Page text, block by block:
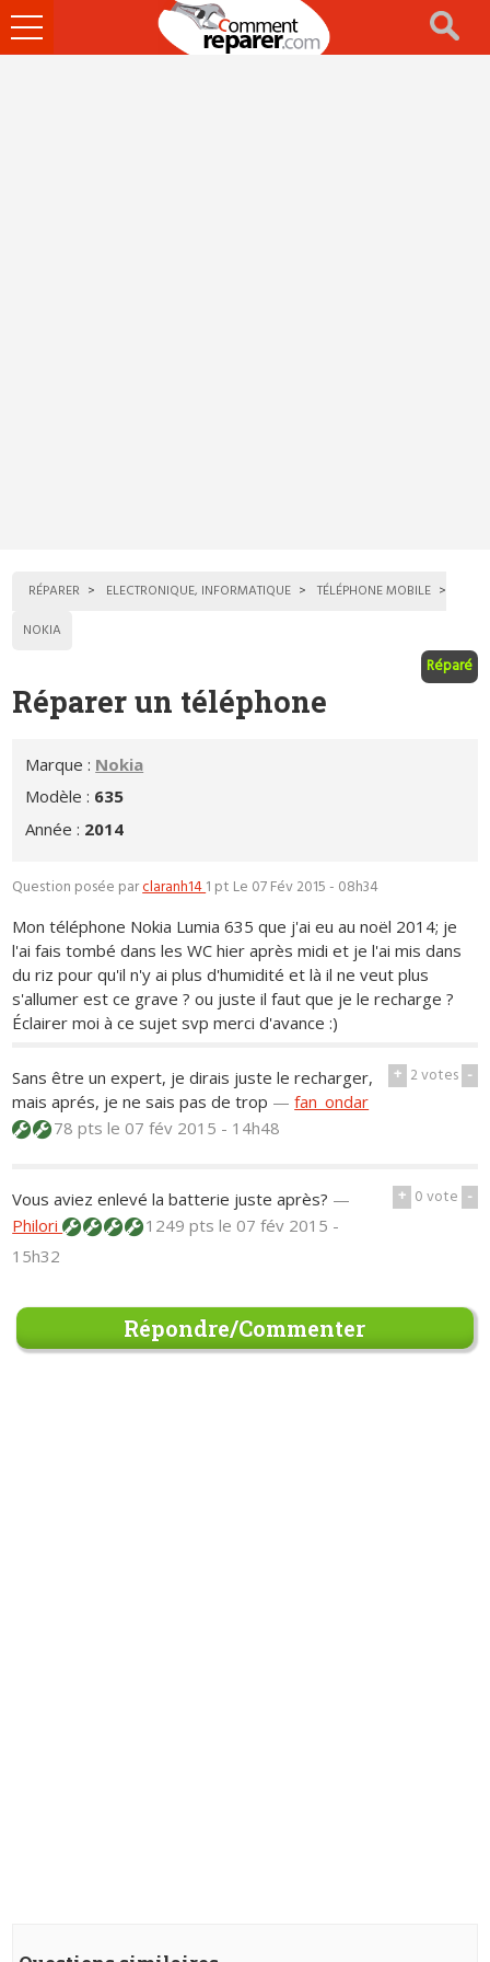
Ouvrir
le
RÉPARER ELECTRONIQUE, INFORMATIQUE
TÉLÉPHONE MOBILE
NOKIA
Réparé
Réparer un téléphone
Marque : Nokia
Modèle : 635
Année : 2014
Question posée parclaranh141 pt Le 07 Fév 2015 - 08h34
Mon téléphone Nokia Lumia 635 que j'ai eu au noël 2014; je
l'ai fais tombé dans les WC hier après midi et je l'ai mis dans
du riz pour qu'il n'y ai plus d'humidité et là il ne veut plus
s'allumer est ce grave ? ou juste il faut que je le recharge ?
Éclairer moi à ce sujet svp merci d'avance :)
+ 2votes -
Sans être un expert, je dirais juste le recharger,
mais aprés, je ne sais pas de trop —fan_ondar
78 ptsle 07 fév 2015 - 14h48
+ 0vote -
Vous aviez enlevé la batterie juste après? —
Philori
1249 ptsle 07 fév 2015 -
15h32
Répondre/Commenter